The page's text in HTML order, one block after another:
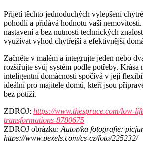
Přijetí těchto jednoduchých vylepšení
pohodlí a přidává hodnotu vaší
nastavení a bez nutnosti technických
využívat výhod chytřejší a efektivnější
Začněte v malém a integrujte jeden nebo
rozšiřujte svůj systém podle potřeby. Krása
inteligentní domácnosti spočívá v její
ideální pro majitele domů, kteří jsou
bez potíží.
ZDROJ: https://www.thespruce.com/low-
transformations-8780675
ZDROJ obrázku: Autor/ka fotografie:
https://www.pexels.com/cs-cz/foto/225232/